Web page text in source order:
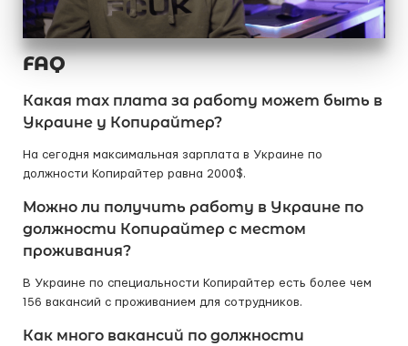
FAQ
Какая max плата за работу может быть в
Украине у Копирайтер?
На сегодня максимальная зарплата в Украине по
должности Копирайтер равна 2000$.
Можно ли получить работу в Украине по
должности Копирайтер с местом
проживания?
В Украине по специальности Копирайтер есть более чем
156 вакансий с проживанием для сотрудников.
Как много вакансий по должности